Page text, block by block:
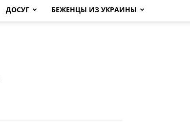
ДОСУГ БЕЖЕНЦЫ ИЗ УКРАИНЫ